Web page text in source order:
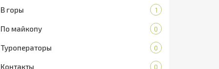
В горы 1
По майкопу 0
Туроператоры 0
Контакты 0